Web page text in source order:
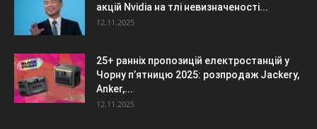
акцій Nvidia на тлі невизначеності...
12.11.2025
25+ ранніх пропозицій електростанцій у
Чорну п’ятницю 2025: розпродаж Jackery,
Anker,...
12.11.2025